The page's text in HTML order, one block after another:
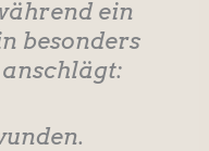
ein
besonders